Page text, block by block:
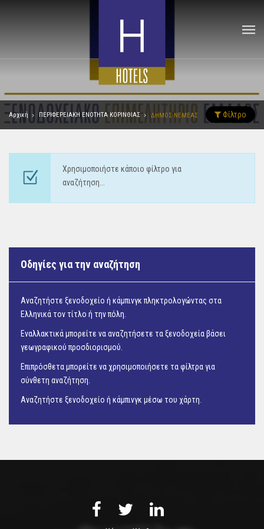
Αρχική ΠΕΡΙΦΕΡΕΙΑΚΗ ΕΝΟΤΗΤΑ ΚΟΡΙΝΘΙΑΣ ΔΗΜΟΣ ΝΕΜΕΑΣ Φίλτρο
Χρησιμοποιήστε κάποιο φίλτρο για
αναζήτηση...
Οδηγίες για την αναζήτηση
Αναζητήστε ξενοδοχείο ή κάμπινγκ πληκτρολογώντας στα
Ελληνικά τον τίτλο ή την πόλη.
Εναλλακτικά μπορείτε να αναζητήσετε τα ξενοδοχεία βάσει
γεωγραφικού προσδιορισμού.
Επιπρόσθετα μπορείτε να χρησιμοποιήσετε τα φίλτρα για
σύνθετη αναζήτηση.
Αναζητήστε ξενοδοχείο ή κάμπινγκ μέσω του χάρτη.